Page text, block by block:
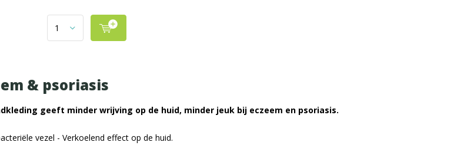
& psoriasis
geeft minder wrijving op de huid, minder jeuk bij eczeem en psoriasis.
vezel - Verkoelend effect op de huid.